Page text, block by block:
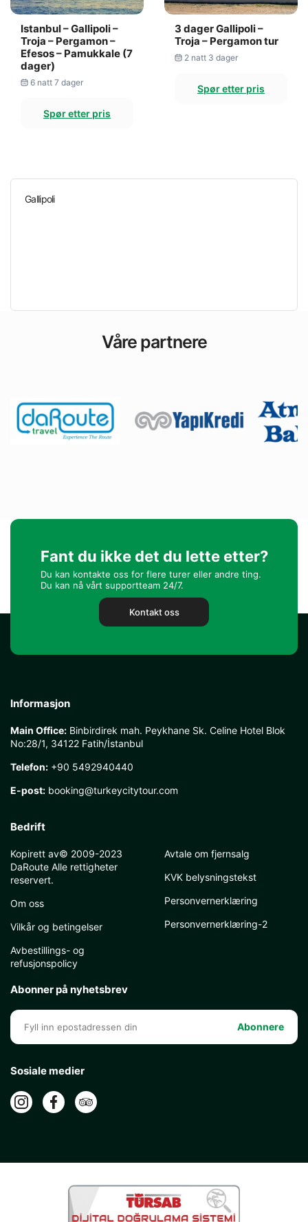
Istanbul – Gallipoli –
Troja – Pergamon –
Efesos – Pamukkale (7
dager)
6 natt 7 dager
Spør etter pris
3 dager Gallipoli –
Troja – Pergamon tur
2 natt 3 dager
Spør etter pris
Gallipoli
Våre partnere
Fant du ikke det du lette etter?
Du kan kontakte oss for flere turer eller andre ting.
Du kan nå vårt supportteam 24/7.
Kontakt oss
Informasjon
Main Office: Binbirdirek mah. Peykhane Sk. Celine Hotel Blok
No:28/1, 34122 Fatih/İstanbul
Telefon: +90 5492940440
E-post: booking@turkeycitytour.com
Bedrift
Kopirett av© 2009-2023
DaRoute Alle rettigheter
reservert.
Om oss
Vilkår og betingelser
Avbestillings- og
refusjonspolicy
Avtale om fjernsalg
KVK belysningstekst
Personvernerklæring
Personvernerklæring-2
Abonner på nyhetsbrev
Abonnere
Sosiale medier